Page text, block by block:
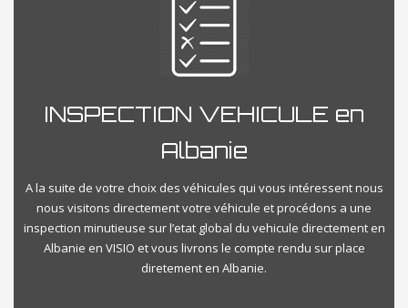
INSPECTION VEHICULE en
Albanie
A la suite de votre choix des véhicules qui vous intéressent nous
nous visitons directement votre véhicule et procédons a une
inspection minutieuse sur l’etat global du vehicule directement en
Albanie en VISIO et vous livrons le compte rendu sur place
diretement en Albanie.